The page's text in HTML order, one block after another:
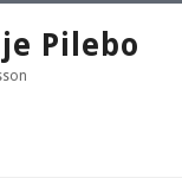
Pilebo